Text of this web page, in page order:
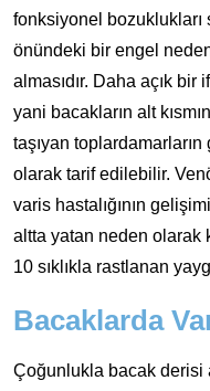
fonksiyonel bozuklukları
önündeki bir engel
almasıdır. Daha açık bir
yani bacakların alt
taşıyan toplardamarların
olarak tarif edilebilir.
varis hastalığının
altta yatan neden olarak
10 sıklıkla rastlanan
Bacaklarda
Çoğunlukla bacak derisi